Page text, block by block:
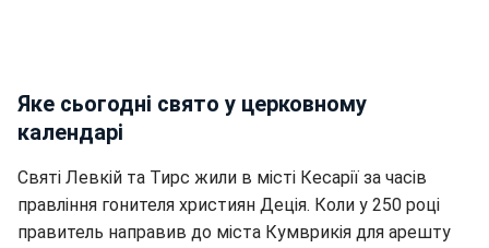
Яке сьогодні свято у церковному
календарі
Святі Левкій та Тирс жили в місті Кесарії за часів
правління гонителя християн Деція. Коли у 250 році
правитель направив до міста Кумврикія для арешту